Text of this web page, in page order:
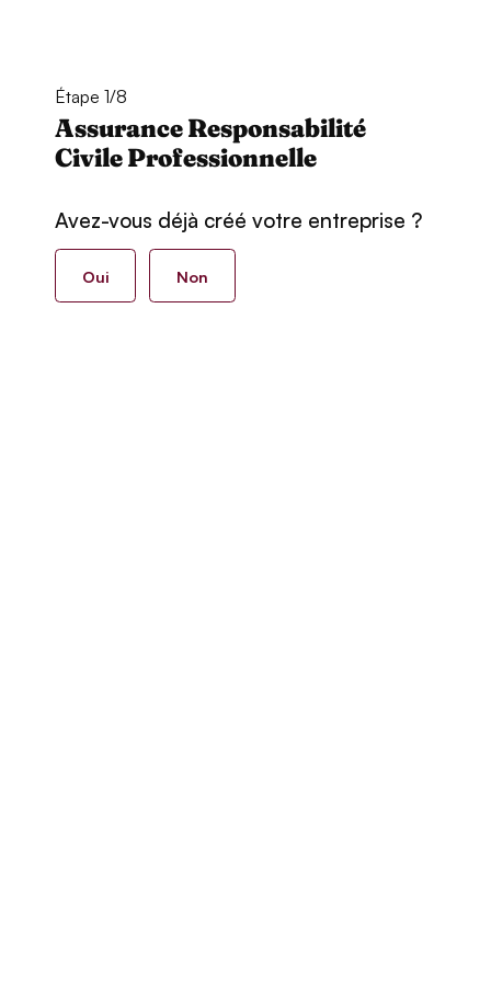
Étape 1/8
Assurance Responsabilité
Civile Professionnelle
Avez-vous déjà créé votre entreprise ?
Oui Non